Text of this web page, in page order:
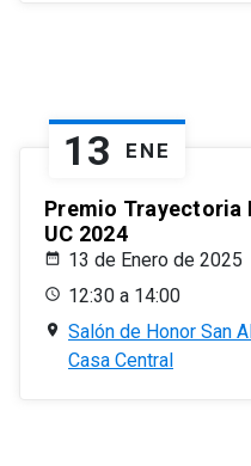
13 ENE
Premio Trayectoria
UC 2024
13 de Enero de 2025
12:30 a 14:00
Salón de Honor San
Casa Central